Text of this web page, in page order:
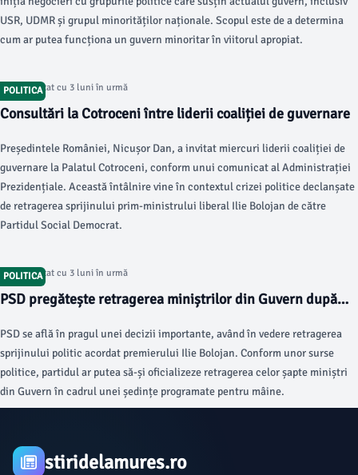
USR, UDMR și grupul minorităților naționale. Scopul este de a determina
cum ar putea funcționa un guvern minoritar în viitorul apropiat.
POLITICA
Articol postat cu 3 luni în urmă
Consultări la Cotroceni între liderii coaliției de guvernare
Președintele României, Nicușor Dan, a invitat miercuri liderii coaliției de
guvernare la Palatul Cotroceni, conform unui comunicat al Administrației
Prezidențiale. Această întâlnire vine în contextul crizei politice declanșate
de retragerea sprijinului prim-ministrului liberal Ilie Bolojan de către
Partidul Social Democrat.
POLITICA
Articol postat cu 3 luni în urmă
PSD pregătește retragerea miniștrilor din Guvern după
PSD se află în pragul unei decizii importante, având în vedere retragerea
sprijinului politic acordat premierului Ilie Bolojan. Conform unor surse
politice, partidul ar putea să-și oficializeze retragerea celor șapte miniștri
din Guvern în cadrul unei ședințe programate pentru mâine.
stiridelamures.ro